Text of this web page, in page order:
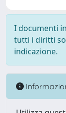
I documenti
tutti i diritti
indicazione.